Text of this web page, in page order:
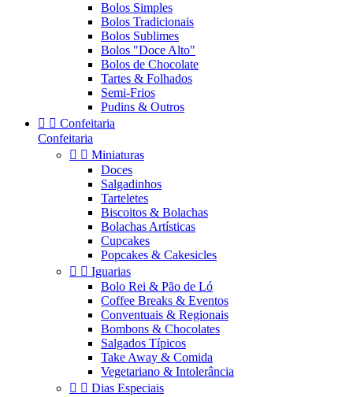
Bolos Simples
Bolos Tradicionais
Bolos Sublimes
Bolos "Doce Alto"
Bolos de Chocolate
Tartes & Folhados
Semi-Frios
Pudins & Outros
  Confeitaria
Confeitaria
  Miniaturas
Doces
Salgadinhos
Tarteletes
Biscoitos & Bolachas
Bolachas Artísticas
Cupcakes
Popcakes & Cakesicles
  Iguarias
Bolo Rei & Pão de Ló
Coffee Breaks & Eventos
Conventuais & Regionais
Bombons & Chocolates
Salgados Típicos
Take Away & Comida
Vegetariano & Intolerância
  Dias Especiais